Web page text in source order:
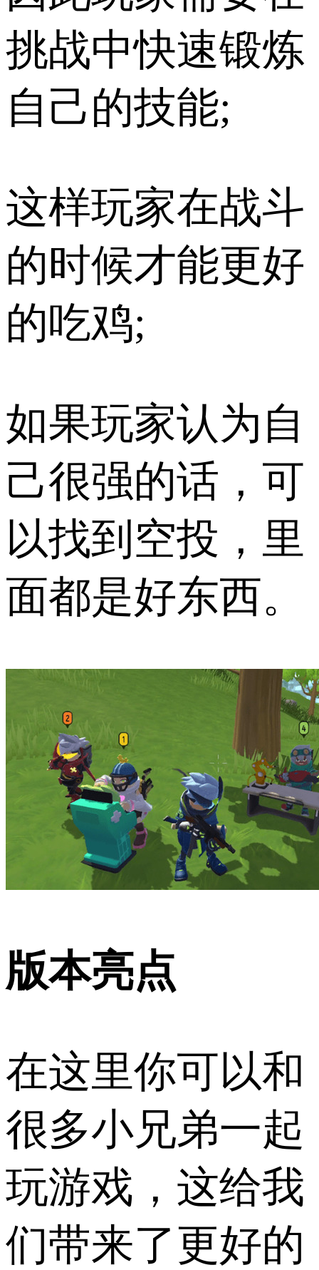
挑战中快速锻炼
自己的技能;
这样玩家在战斗
的时候才能更好
的吃鸡;
如果玩家认为自
己很强的话，可
以找到空投，里
面都是好东西。
版本亮点
在这里你可以和
很多小兄弟一起
玩游戏，这给我
们带来了更好的